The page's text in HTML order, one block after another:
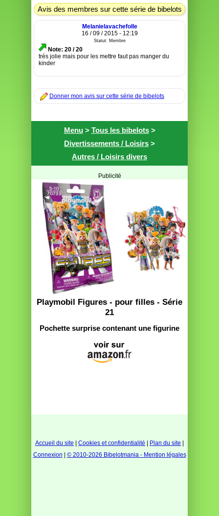
Avis des membres sur cette série de bibelots
Melanielavachefolle
16 / 09 / 2015 - 12:19
Statut: Membre
Note: 20 / 20
trés jolie mais pour les mettre faut pas manger du
kinder
Donner mon avis sur cette série de bibelots
Menu> Tous les bibelots>
Divertissements / Loisirs >
Autres / Loisirs divers
Publicité
Playmobil Figures - pour filles - Série
21
Pochette surprise contenant une figurine
Accueil du site Cookies et confidentialité Plan du site
Connexion
© 2010-2026 Bibelotmania - Mention légales